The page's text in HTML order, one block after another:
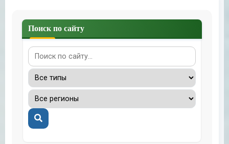
Поиск по сайту
Поиск